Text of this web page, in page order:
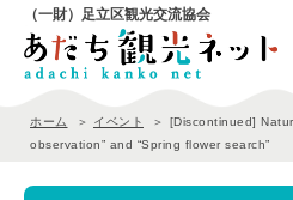
（一財）足立区観光交流協会
ホーム イベント
[Discontinued]
observation” and “Spring flower search”